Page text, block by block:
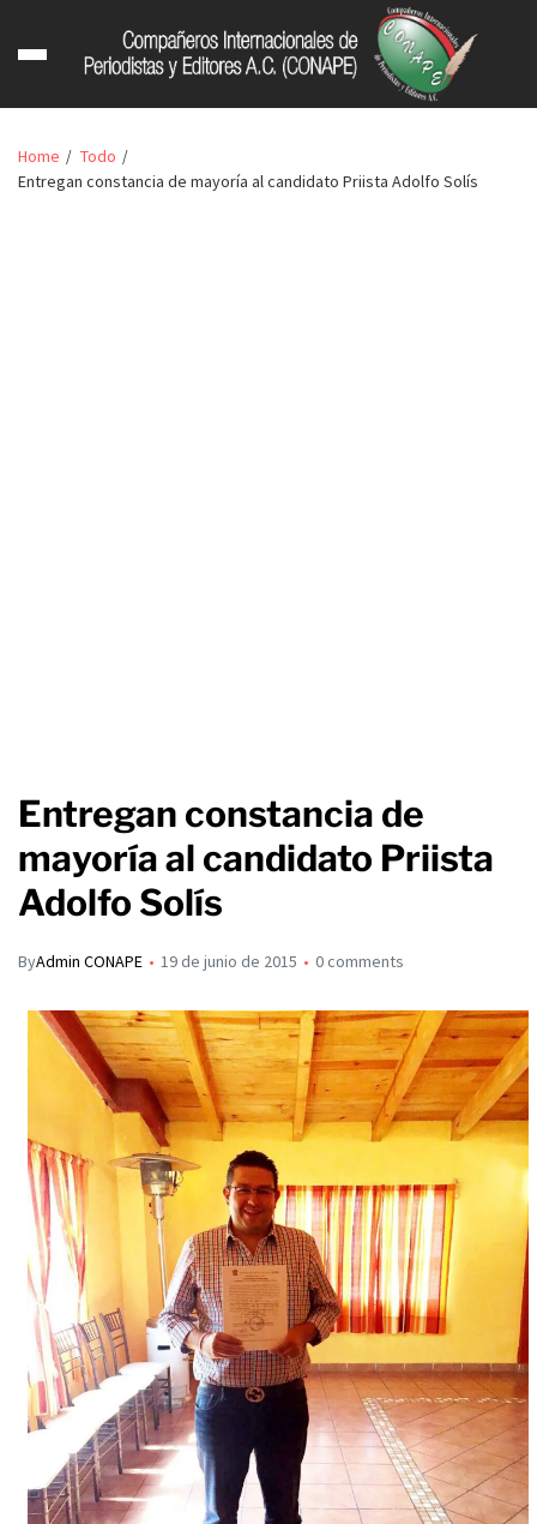
Home
Todo
Entregan constancia de mayoría al candidato Priista Adolfo Solís
Entregan constancia de
mayoría al candidato Priista
Adolfo Solís
ByAdmin CONAPE 19 de junio de 2015 0 comments